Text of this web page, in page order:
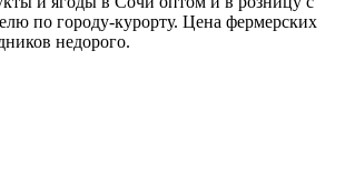
по городу-курорту. Цена фермерских
недорого.